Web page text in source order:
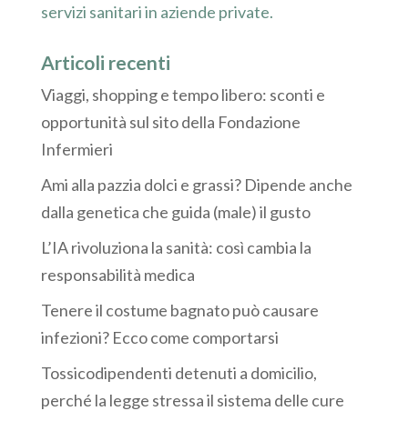
servizi sanitari in aziende private.
Articoli recenti
Viaggi, shopping e tempo libero: sconti e
opportunità sul sito della Fondazione
Infermieri
Ami alla pazzia dolci e grassi? Dipende anche
dalla genetica che guida (male) il gusto
L’IA rivoluziona la sanità: così cambia la
responsabilità medica
Tenere il costume bagnato può causare
infezioni? Ecco come comportarsi
Tossicodipendenti detenuti a domicilio,
perché la legge stressa il sistema delle cure